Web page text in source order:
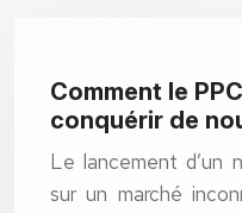
Comment le
conquérir de
Le lancement d’un
sur un marché